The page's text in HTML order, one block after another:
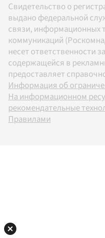
Свидетельство о
выдано федеральной
связи, информационных
коммуникаций
несет ответственности
содержащейся в
предоставляет
Информация об
На информационном
рекомендательные
Правилами